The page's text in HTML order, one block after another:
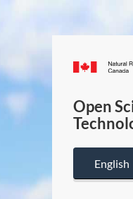
Open
English